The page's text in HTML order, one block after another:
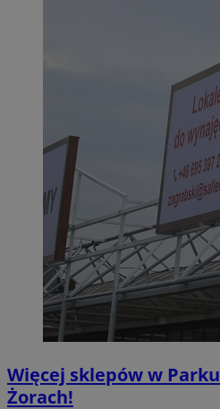
Więcej sklepów w
Żorach!